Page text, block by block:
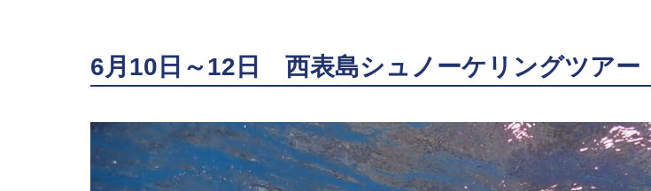
6月10日～12日 西表島シュノーケリングツアー